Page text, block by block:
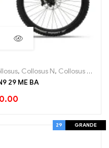
, Collosus N, Collosus N9
29 ME BA
29 GRANDE